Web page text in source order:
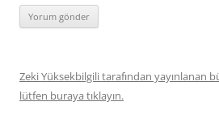
Zeki Yüksekbilgili tarafından yayınlanan
lütfen buraya tıklayın.